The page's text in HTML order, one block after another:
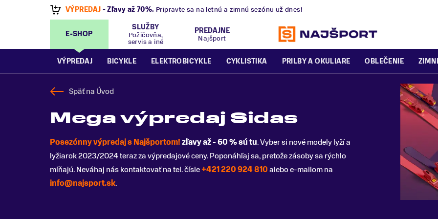
VÝPREDAJ - Zľavy až 70%. Pripravte sa na letnú a zimnú sezónu už dnes!
E-SHOP
SLUŽBY
Požičovňa,
servis a iné
PREDAJNE
Najšport
VÝPREDAJ BICYKLE ELEKTROBICYKLE CYKLISTIKA PRILBY A OKULIARE OBLEČENIE
Späť na Úvod
Mega výpredaj Sidas
Posezónny výpredaj s Najšportom!zľavy až - 60 % sú tu. Vyber si nové modely lyží a
lyžiarok 2023/2024 teraz za výpredajové ceny. Poponáhľaj sa, pretože zásoby sa rýchlo
míňajú. Neváhaj nás kontaktovať na tel. čísle+421 220 924 810alebo e-mailom na
info@najsport.sk.